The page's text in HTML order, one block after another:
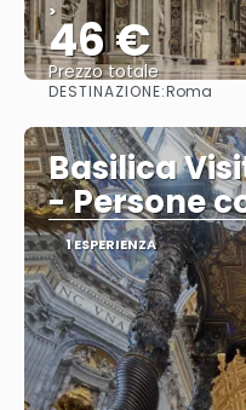
>
46 €
Prezzo totale
DESTINAZIONE:Roma
Basilica
- Persone
1 ESPERIENZA